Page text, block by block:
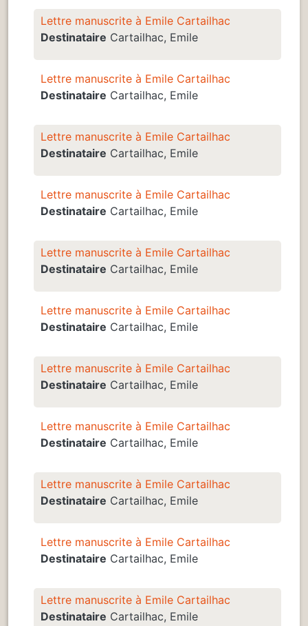
Lettre manuscrite à Emile Cartailhac
Destinataire Cartailhac, Emile
Lettre manuscrite à Emile Cartailhac
Destinataire Cartailhac, Emile
Lettre manuscrite à Emile Cartailhac
Destinataire Cartailhac, Emile
Lettre manuscrite à Emile Cartailhac
Destinataire Cartailhac, Emile
Lettre manuscrite à Emile Cartailhac
Destinataire Cartailhac, Emile
Lettre manuscrite à Emile Cartailhac
Destinataire Cartailhac, Emile
Lettre manuscrite à Emile Cartailhac
Destinataire Cartailhac, Emile
Lettre manuscrite à Emile Cartailhac
Destinataire Cartailhac, Emile
Lettre manuscrite à Emile Cartailhac
Destinataire Cartailhac, Emile
Lettre manuscrite à Emile Cartailhac
Destinataire Cartailhac, Emile
Lettre manuscrite à Emile Cartailhac
Destinataire Cartailhac, Emile